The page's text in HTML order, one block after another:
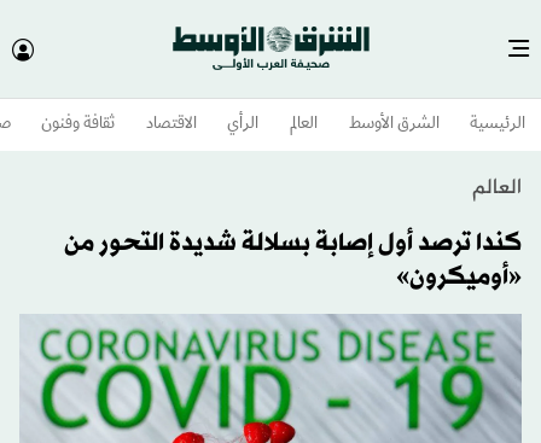
الرئيسية الشرق الأوسط​ العالم الرأي الاقتصاد ثقافة وفنون
العالم
كندا ترصد أول إصابة بسلالة شديدة التحور من
«أوميكرون»